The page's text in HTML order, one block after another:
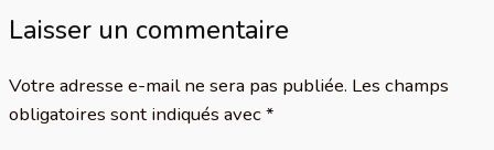
Laisser un commentaire
Votre adresse e-mail ne sera pas publiée. Les champs
obligatoires sont indiqués avec*